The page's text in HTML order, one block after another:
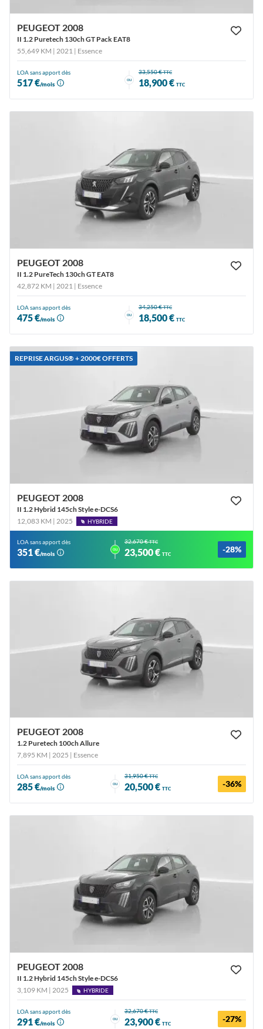
PEUGEOT 2008
II 1.2 Puretech 130ch GT Pack EAT8
55,649 KM | 2021 | Essence
LOA sans apport dès
517 €/mois
ou
33,550 €TTC
18,900 € TTC
PEUGEOT 2008
II 1.2 PureTech 130ch GT EAT8
42,872 KM | 2021 | Essence
LOA sans apport dès
475 €/mois
ou
34,250 €TTC
18,500 € TTC
REPRISE ARGUS®️ + 2000€ OFFERTS
PEUGEOT 2008
II 1.2 Hybrid 145ch Style e-DCS6
12,083 KM | 2025
HYBRIDE
LOA sans apport dès
351 €/mois
ou
32,670 €TTC
23,500 € TTC -28%
PEUGEOT 2008
1.2 Puretech 100ch Allure
7,895 KM | 2025 | Essence
LOA sans apport dès
285 €/mois
ou
31,950 €TTC
20,500 € TTC -36%
PEUGEOT 2008
II 1.2 Hybrid 145ch Style e-DCS6
3,109 KM | 2025
HYBRIDE
LOA sans apport dès
291 €/mois
ou
32,670 €TTC
23,900 € TTC -27%